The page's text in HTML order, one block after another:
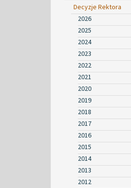
Decyzje Rektora
2026
2025
2024
2023
2022
2021
2020
2019
2018
2017
2016
2015
2014
2013
2012